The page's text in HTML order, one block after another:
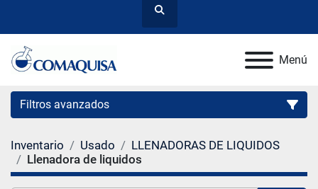
Buscar
Menú
Filtros avanzados
Categoría
Inventario Usado
LLENADORAS DE LIQUIDOS
Llenadora de liquidos